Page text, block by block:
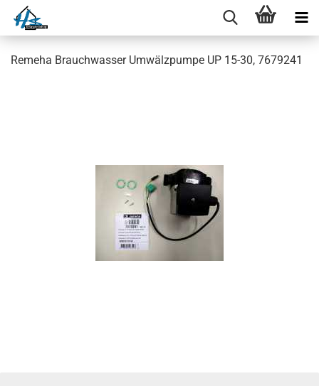
Remeha Brauchwasser Umwälzpumpe UP 15-30, 7679241